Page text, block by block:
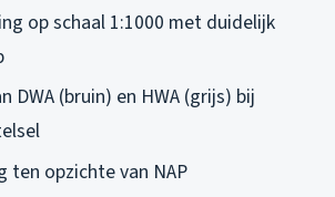
op schaal 1:1000 met duidelijk
DWA (bruin) en HWA (grijs) bij
ten opzichte van NAP